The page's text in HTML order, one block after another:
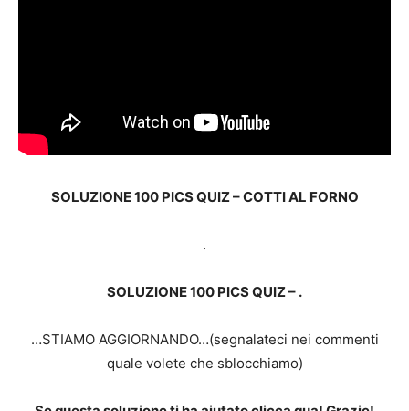
SOLUZIONE 100 PICS QUIZ – COTTI AL FORNO
.
SOLUZIONE 100 PICS QUIZ – .
…STIAMO AGGIORNANDO…(segnalateci nei commenti
quale volete che sblocchiamo)